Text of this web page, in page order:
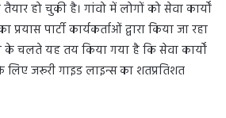
हो चुकी है। गांवो में लोगों को सेवा कार्यों
पार्टी कार्यकर्ताओं द्वारा किया जा रहा
के चलते यह तय किया गया है कि सेवा कार्यों
लिए जरूरी गाइड लाइन्स का शतप्रतिशत